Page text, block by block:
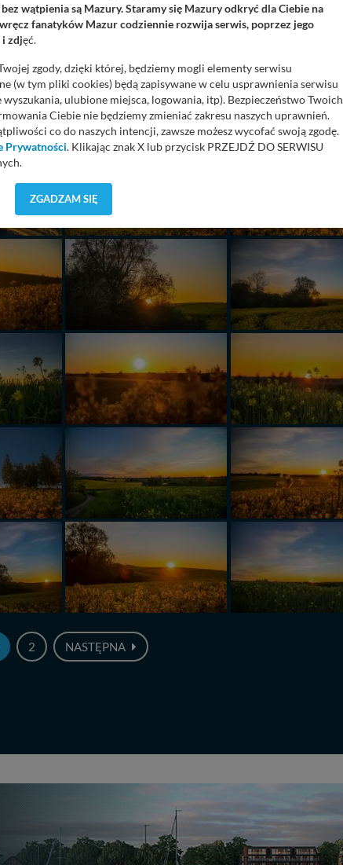
2 NASTĘPNA
wątpienia są Mazury. Staramy się Mazury odkryć dla Ciebie na
fanatyków Mazur codziennie rozwija serwis, poprzez jego
i zdjęć.
zgody, dzięki której, będziemy mogli elementy serwisu
(w tym pliki cookies) będą zapisywane w celu usprawnienia serwisu
ulubione miejsca, logowania, itp). Bezpieczeństwo Twoich
Ciebie nie będziemy zmieniać zakresu naszych uprawnień.
co do naszych intencji, zawsze możesz wycofać swoją zgodę.
Prywatności. Klikając znak X lub przycisk PRZEJDŹ DO SERWISU
danych jest elementem usługi (przekazanie danych z formularza
Serwisu.
Reklamowa Kreacja Monika Borkowska, z siedzibą ul. Wiejska 17,
się za pośrednictwem tejstrony.
danych, zażądać ich poprawienia lub usunięcia, zabronić ich
jest możliwe techniczne zrealizowanie Twoich praw w odniesieniu do
przeglądarka umożliwia Ci skasowanie tych plików - w pewnych
na nowo...
ZGADZAM SIĘ